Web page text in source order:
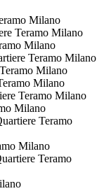
Milano
Teramo Milano
Milano
Teramo Milano
Milano
Milano
Teramo Milano
Milano
Teramo
Milano
Teramo